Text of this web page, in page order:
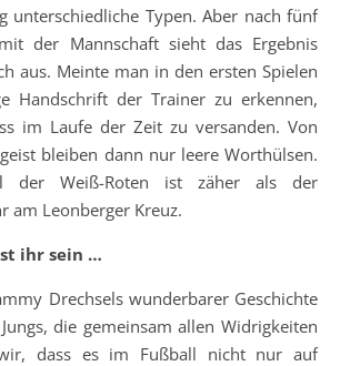
unterschiedliche Typen. Aber nach fünf
der Mannschaft sieht das Ergebnis
aus. Meinte man in den ersten Spielen
Handschrift der Trainer zu erkennen,
im Laufe der Zeit zu versanden. Von
bleiben dann nur leere Worthülsen.
der Weiß-Roten ist zäher als der
am Leonberger Kreuz.
ihr sein …
Drechsels wunderbarer Geschichte
die gemeinsam allen Widrigkeiten
dass es im Fußball nicht nur auf